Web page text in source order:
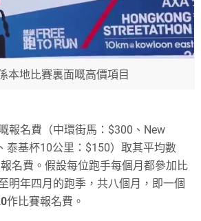
本地比賽裏面嘅高價項目
報名費（中環街馬：$300、New
泰基杯10公里：$150）取其平均數
名費。假設每位跑手每個月都參加比
明年四月的跑季，共八個月，即一個
作比賽報名費。